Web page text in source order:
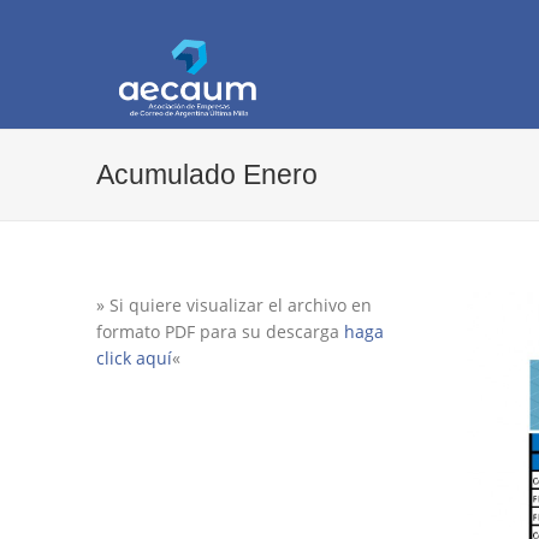
Acumulado Enero
» Si quiere visualizar el archivo en
formato PDF para su descarga haga
click aquí«